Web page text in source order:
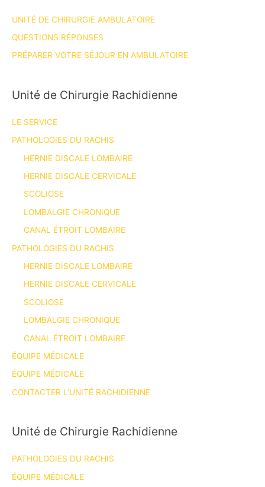
UNITÉ DE CHIRURGIE AMBULATOIRE
QUESTIONS RÉPONSES
PRÉPARER VOTRE SÉJOUR EN AMBULATOIRE
Unité de Chirurgie Rachidienne
LE SERVICE
PATHOLOGIES DU RACHIS
HERNIE DISCALE LOMBAIRE
HERNIE DISCALE CERVICALE
SCOLIOSE
LOMBALGIE CHRONIQUE
CANAL ÉTROIT LOMBAIRE
PATHOLOGIES DU RACHIS
HERNIE DISCALE LOMBAIRE
HERNIE DISCALE CERVICALE
SCOLIOSE
LOMBALGIE CHRONIQUE
CANAL ÉTROIT LOMBAIRE
ÉQUIPE MÉDICALE
ÉQUIPE MÉDICALE
CONTACTER L’UNITÉ RACHIDIENNE
Unité de Chirurgie Rachidienne
PATHOLOGIES DU RACHIS
ÉQUIPE MÉDICALE